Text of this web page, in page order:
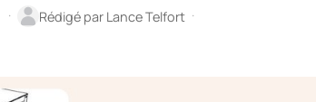
· Rédigé par Lance Telfort ·